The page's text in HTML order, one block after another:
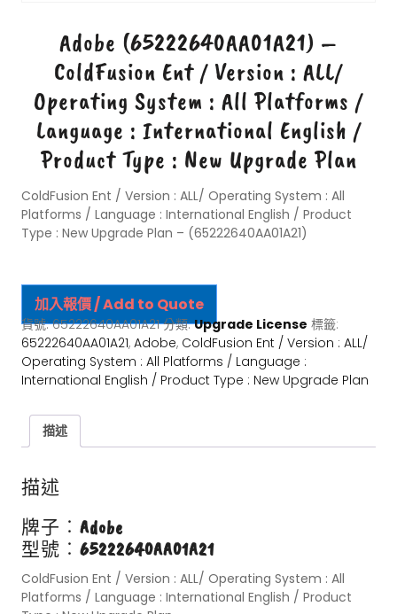
Adobe (65222640AA01A21) –
ColdFusion Ent / Version : ALL/
Operating System : All Platforms /
Language : International English /
Product Type : New Upgrade Plan
ColdFusion Ent / Version : ALL/ Operating System : All
Platforms / Language : International English / Product
Type : New Upgrade Plan – (65222640AA01A21)
加入報價 / Add to Quote
貨號:65222640AA01A21 分類:Upgrade License 標籤:
65222640AA01A21, Adobe, ColdFusion Ent / Version : ALL/
Operating System : All Platforms / Language :
International English / Product Type : New Upgrade Plan
描述
描述
牌子︰ Adobe
型號︰ 65222640AA01A21
ColdFusion Ent / Version : ALL/ Operating System : All
Platforms / Language : International English / Product